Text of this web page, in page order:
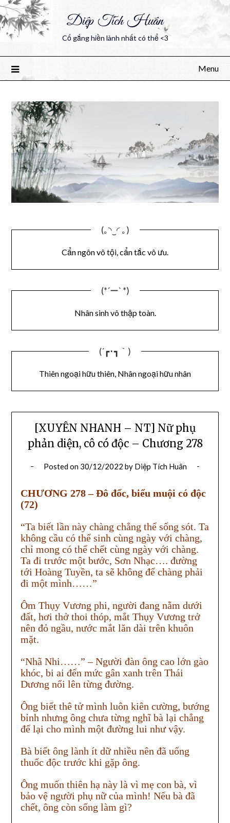
Diệp Tích Huân
Cố gắng hiền lành nhất có thể <3
Menu
(｡◝‿◜ ｡)
Cẩn ngôn vô tội, cẩn tắc vô ưu.
(*´ー` *)
Nhân sinh vô thập toàn.
(´┏･┓｀)
Thiên ngoại hữu thiên, Nhân ngoại hữu nhân
[XUYÊN NHANH – NT] Nữ phụ
phản diện, cô có độc – Chương 278
Posted on 30/12/2022 by Diệp Tích Huân
CHƯƠNG 278 – Đô đốc, biểu muội có độc
(72)
“Ta biết lần này chàng chẳng thể sống sót. Ta
không cầu có thể sinh cùng ngày với chàng,
chỉ mong có thể chết cùng ngày với chàng.
Ta đi trước một bước, Sơn Nhạc…. đường
tới Hoàng Tuyền, ta sẽ không để chàng phải
đi một mình……”
Ôm Thụy Vương phi, người đang nằm dưới
đất, hơi thở thoi thóp, mắt Thụy Vương trở
nên đỏ ngầu, nước mắt lăn dài trên khuôn
mặt.
“Nhã Nhi……” – Người đàn ông cao lớn gào
khóc, bi ai đến mức gân xanh trên Thái
Dương nổi lên từng đường.
Ông biết thê tử mình luôn kiên cường, bướng
bỉnh nhưng ông chưa từng nghĩ bà lại chẳng
để lại cho mình một đường lui như vậy.
Bà biết ông lành ít dữ nhiều nên đã uống
thuốc độc trước khi gặp ông.
Ông muốn thiên hạ này là vì mẹ con bà, vì
bảo vệ người phụ nữ của mình! Nếu bà đã
chết, ông còn sống làm gì?